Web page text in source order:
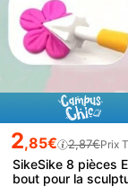
2,85€ 2,87€Prix
SikeSike 8 pièces
bout pour la